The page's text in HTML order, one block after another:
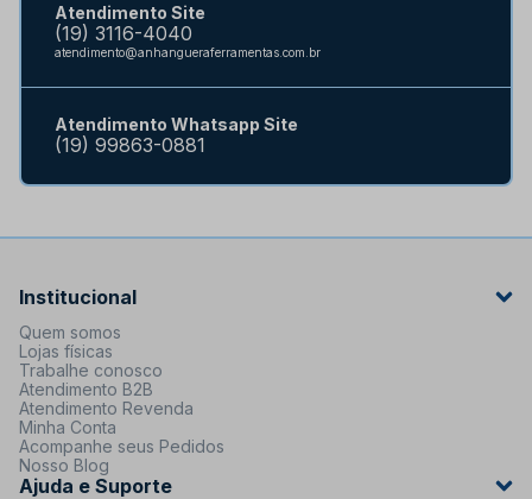
Atendimento Site
(19) 3116-4040
atendimento@anhangueraferramentas.com.br
Atendimento Whatsapp Site
(19) 99863-0881
Institucional
Quem somos
Lojas físicas
Trabalhe conosco
Atendimento B2B
Atendimento Revenda
Minha Conta
Acompanhe seus Pedidos
Nosso Blog
Ajuda e Suporte